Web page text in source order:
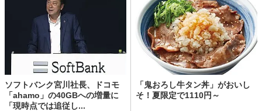
ソフトバンク宮川社長、ドコモ
「ahamo」の40GBへの増量に
「現時点では追従し...
「鬼おろし牛タン丼」がおいし
そ！夏限定で1110円～